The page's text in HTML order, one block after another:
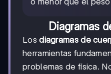
Diagramas
Losdiagramas de
herramientas
problemas de física.